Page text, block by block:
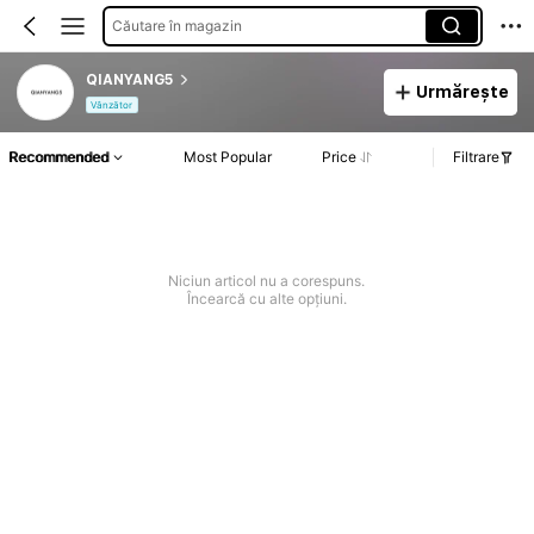
Căutare în magazin
QIANYANG5
Vânzător
Urmărește
Recommended Most Popular Price Filtrare
Niciun articol nu a corespuns.
Încearcă cu alte opțiuni.